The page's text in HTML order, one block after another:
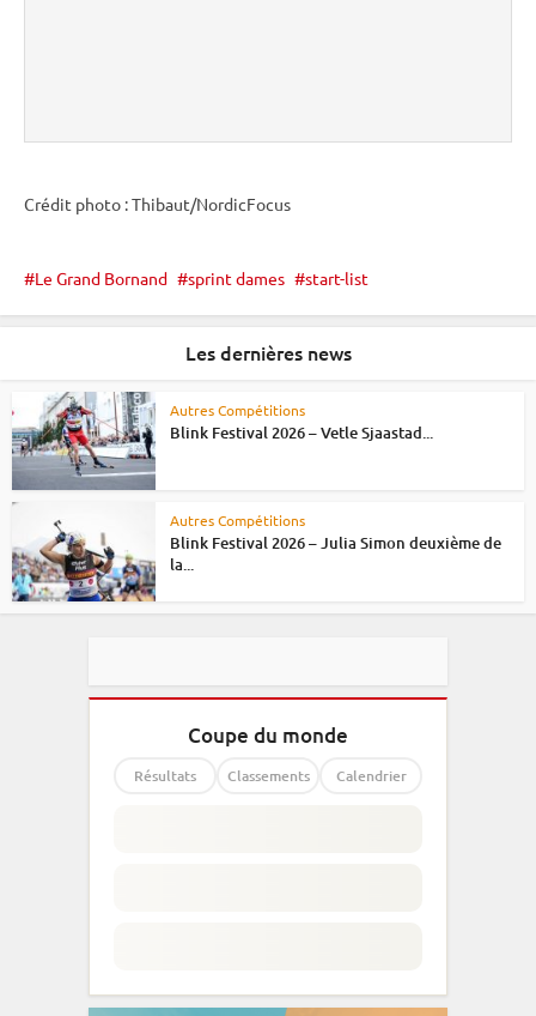
Crédit photo : Thibaut/NordicFocus
Le Grand Bornand sprint dames start-list
Les dernières news
Autres Compétitions
Blink Festival 2026 – Vetle Sjaastad...
Autres Compétitions
Blink Festival 2026 – Julia Simon deuxième de
la...
Coupe du monde
Résultats Classements Calendrier